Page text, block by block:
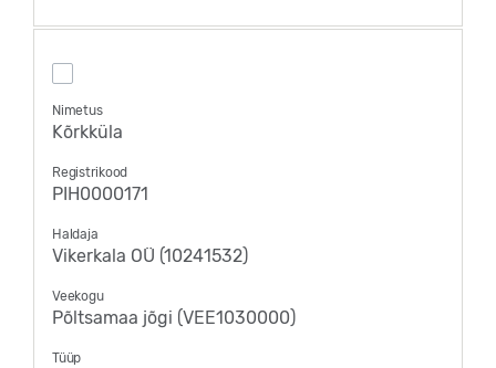
Nimetus
Kõrkküla
Registrikood
PIH0000171
Haldaja
Vikerkala OÜ (10241532)
Veekogu
Põltsamaa jõgi (VEE1030000)
Tüüp